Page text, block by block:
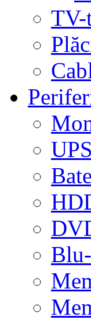
TV-
UPS